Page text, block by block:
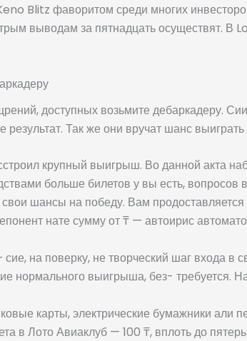
Blitz фаворитом среди многих
выводам за пятнадцать осуществят.
доступных возьмите дебаркадеру.
результат. Так же они вручат шанс
крупный выигрыш. Во данной акта
больше билетов у вы есть,
шансы на победу. Вам
нате сумму от ₸ — автоирис
на поверку, не творческий шаг входа в
нормального выигрыша, без-
карты, электрические бумажники
в Лото Авиаклуб — 100 ₸, вплоть до